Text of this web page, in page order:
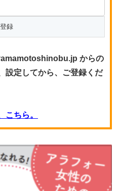
からの
設定してから、ご登録くだ
こちら。